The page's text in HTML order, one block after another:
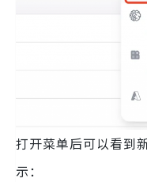
打开菜单后可以看到
示：